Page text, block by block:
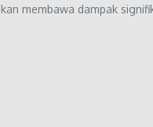
membawa dampak